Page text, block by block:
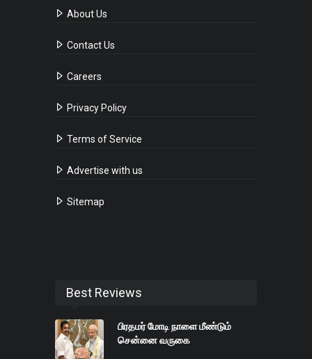
About Us
Contact Us
Careers
Privacy Policy
Terms of Service
Advertise with us
Sitemap
Best Reviews
பிரதமர் மோடி நாளை மீண்டும்
சென்னை வருகை